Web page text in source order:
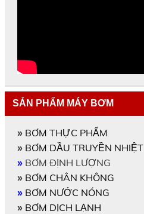
SẢN PHẨM MÁY BƠM
» BƠM THỰC PHẨM
» BƠM DẦU TRUYỀN NHIỆT
»BƠM ĐỊNH LƯỢNG
» BƠM CHÂN KHÔNG
» BƠM NƯỚC NÓNG
» BƠM DỊCH LẠNH